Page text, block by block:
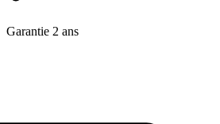
Garantie 2 ans